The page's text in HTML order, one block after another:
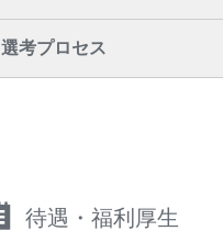
選考プロセス
待遇・福利厚生